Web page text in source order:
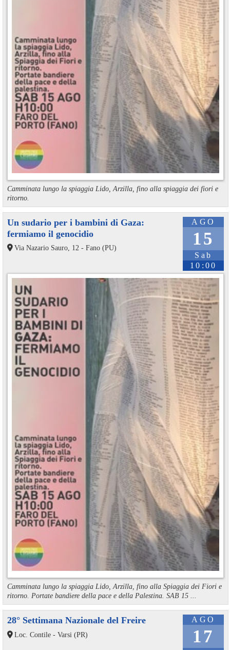
Camminata lungo la spiaggia Lido, Arzilla, fino alla spiaggia dei fiori e
ritorno.
AGO
15
Sab
10:00
Un sudario per i bambini di Gaza:
fermiamo il genocidio
Via Nazario Sauro, 12 - Fano (PU)
Camminata lungo la spiaggia Lido, Arzilla, fino alla Spiaggia dei Fiori e
ritorno. Portate bandiere della pace e della Palestina. SAB 15 ...
AGO
17
28° Settimana Nazionale del Freire
Loc. Contile - Varsi (PR)